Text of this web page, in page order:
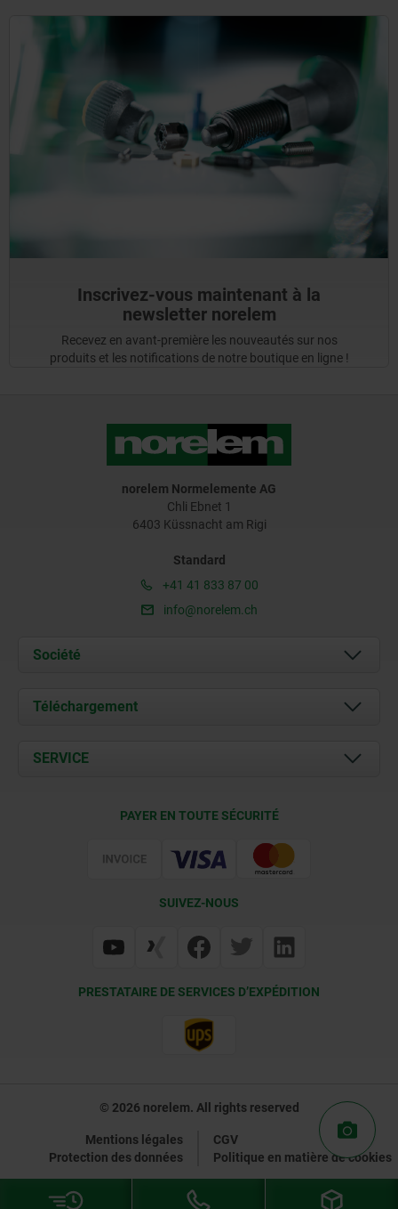
Inscrivez-vous maintenant à la
newsletter norelem
Recevez en avant-première les nouveautés sur nos
produits et les notifications de notre boutique en ligne !
norelem Normelemente AG
Chli Ebnet 1
6403 Küssnacht am Rigi
Standard
+41 41 833 87 00
info@norelem.ch
Société
À propos de nous
Contact
Téléchargement
Documents
SERVICE
PAYER EN TOUTE SÉCURITÉ
SUIVEZ-NOUS
PRESTATAIRE DE SERVICES D’EXPÉDITION
© 2026 norelem. All rights reserved
Mentions légales
CGV
Protection des données
Politique en matière de cookies